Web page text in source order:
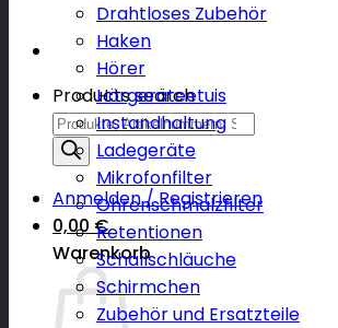
Products search
Anmelden / Registrieren
0,00 €
Warenkorb
Drahtloses Zubehör
Haken
Hörer
Hörgeräteetuis
Instandhaltung
Ladegeräte
Mikrofonfilter
Ohrenschmalzfilter
Retentionen
Schallschläuche
Schirmchen
Zubehör und Ersatzteile